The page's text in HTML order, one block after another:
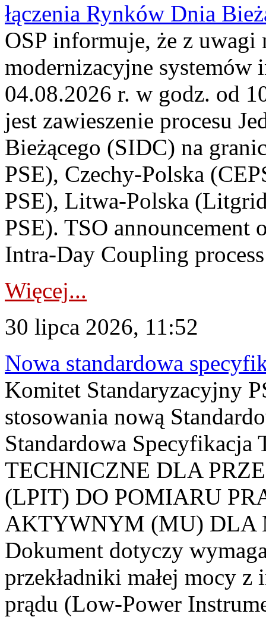
łączenia Rynków Dnia
OSP informuje, że z uwagi
modernizacyjne
04.08.2026 r. w godz. od
jest zawieszenie procesu
Bieżącego (SIDC) na
PSE), Czechy-Polska
PSE), Litwa-Polska
PSE). TSO announcement
Intra-Day Coupling
Więcej...
30 lipca 2026, 11:52
Nowa standardowa
Komitet Standaryzacyjny
stosowania nową
Standardowa
TECHNICZNE DLA
(LPIT) DO POMIARU
AKTYWNYM (MU) DLA
Dokument dotyczy
przekładniki małej mocy
prądu (Low-Power